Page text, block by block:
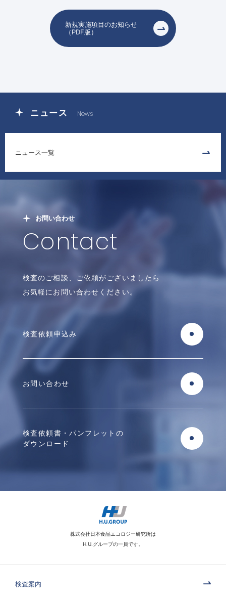
新規実施項目のお知らせ
（PDF版）
ニュース News
ニュース一覧
お問い合わせ
Contact
検査のご相談、ご依頼がございましたら
お気軽にお問い合わせください。
検査依頼申込み
お問い合わせ
検査依頼書・パンフレットの
ダウンロード
株式会社日本食品エコロジー研究所は
H.U.グループの一員です。
検査案内